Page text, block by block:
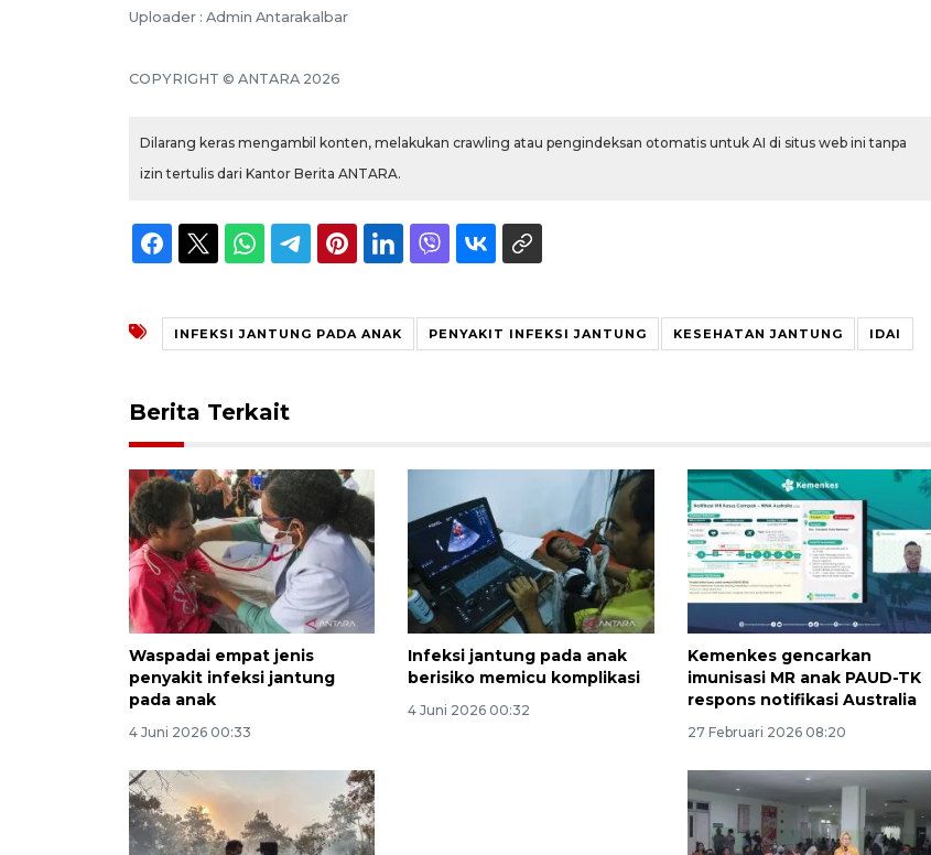
Uploader : Admin Antarakalbar
COPYRIGHT © ANTARA 2026
Dilarang keras mengambil konten, melakukan crawling atau pengindeksan otomatis untuk AI di situs web ini tanpa
izin tertulis dari Kantor Berita ANTARA.
INFEKSI JANTUNG PADA ANAK PENYAKIT INFEKSI JANTUNG KESEHATAN JANTUNG IDAI
Berita Terkait
Waspadai empat jenis
penyakit infeksi jantung
pada anak
4 Juni 2026 00:33
Infeksi jantung pada anak
berisiko memicu komplikasi
4 Juni 2026 00:32
Kemenkes gencarkan
imunisasi MR anak PAUD-TK
respons notifikasi Australia
27 Februari 2026 08:20
laki